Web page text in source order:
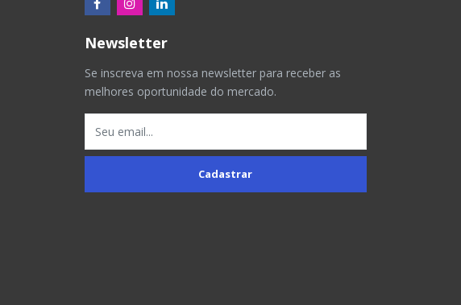
Newsletter
Se inscreva em nossa newsletter para receber as
melhores oportunidade do mercado.
Cadastrar